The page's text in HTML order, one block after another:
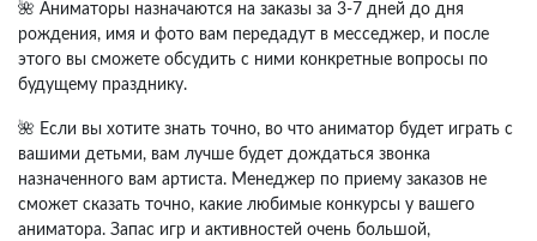
🌺 Аниматоры назначаются на заказы за 3-7 дней до дня
рождения, имя и фото вам передадут в месседжер, и после
этого вы сможете обсудить с ними конкретные вопросы по
будущему празднику.
🌺 Если вы хотите знать точно, во что аниматор будет играть с
вашими детьми, вам лучше будет дождаться звонка
назначенного вам артиста. Менеджер по приему заказов не
сможет сказать точно, какие любимые конкурсы у вашего
аниматора. Запас игр и активностей очень большой,